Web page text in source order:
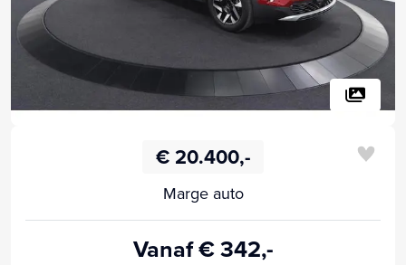
€ 20.400,-
Marge auto
Vanaf € 342,-